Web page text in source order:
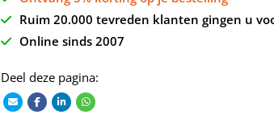
Ruim 20.000 tevreden klanten gingen u
Online sinds 2007
Deel deze pagina: